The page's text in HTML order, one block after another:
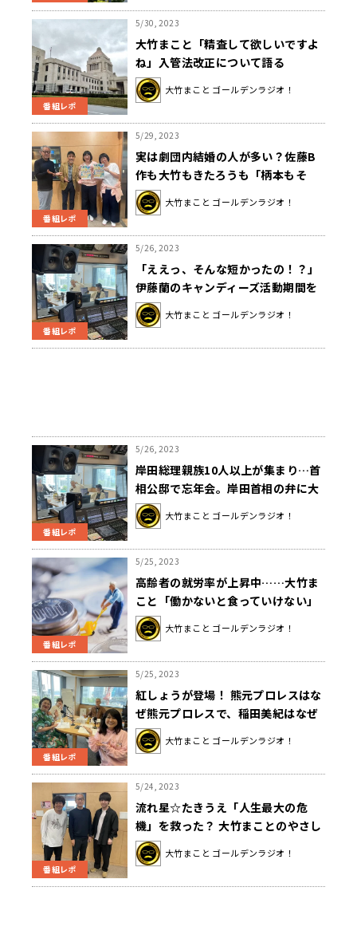
番組レポ
5/30, 2023
大竹まこと「精査して欲しいですよ
ね」入管法改正について語る
大竹まこと ゴールデンラジオ！
番組レポ
5/29, 2023
実は劇団内結婚の人が多い？佐藤B
作も大竹もきたろうも「柄本もそ
う！アイツ許せない！」
大竹まこと ゴールデンラジオ！
番組レポ
5/26, 2023
「ええっ、そんな短かったの！？」
伊藤蘭のキャンディーズ活動期間を
聞いて大竹びっくり！
大竹まこと ゴールデンラジオ！
番組レポ
5/26, 2023
岸田総理親族10人以上が集まり…首
相公邸で忘年会。岸田首相の弁に大
竹「不信をかうようなことでない可
能性もあるような言い方だよね」
大竹まこと ゴールデンラジオ！
番組レポ
5/25, 2023
高齢者の就労率が上昇中……大竹ま
こと「働かないと食っていけない」
大竹まこと ゴールデンラジオ！
番組レポ
5/25, 2023
紅しょうが登場！ 熊元プロレスはな
ぜ熊元プロレスで、稲田美紀はなぜ
年上が好きなのか
大竹まこと ゴールデンラジオ！
番組レポ
5/24, 2023
流れ星☆たきうえ「人生最大の危
機」を救った？ 大竹まことのやさし
さとは!?
大竹まこと ゴールデンラジオ！